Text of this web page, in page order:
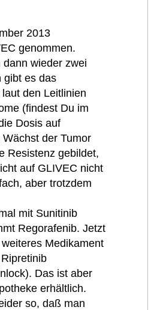
2013
genommen.
wieder zwei
gibt es das
den Leitlinien
(findest Du im
Dosis auf
der Tumor
Resistenz gebildet,
auf GLIVEC nicht
aber trotzdem
mit Sunitinib
Regorafenib. Jetzt
Medikament
Das ist aber
erhältlich.
so, daß man